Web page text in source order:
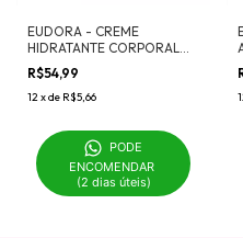
EUDORA - CREME
HIDRATANTE CORPORAL
AMEIXA E PRALINE 400ml
R$54,99
12xde R$5,66
PODE
ENCOMENDAR
(2 dias úteis)